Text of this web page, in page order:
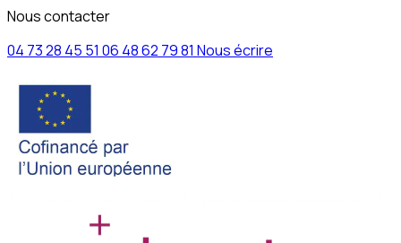
Nous contacter
04 73 28 45 51 06 48 62 79 81 Nous écrire